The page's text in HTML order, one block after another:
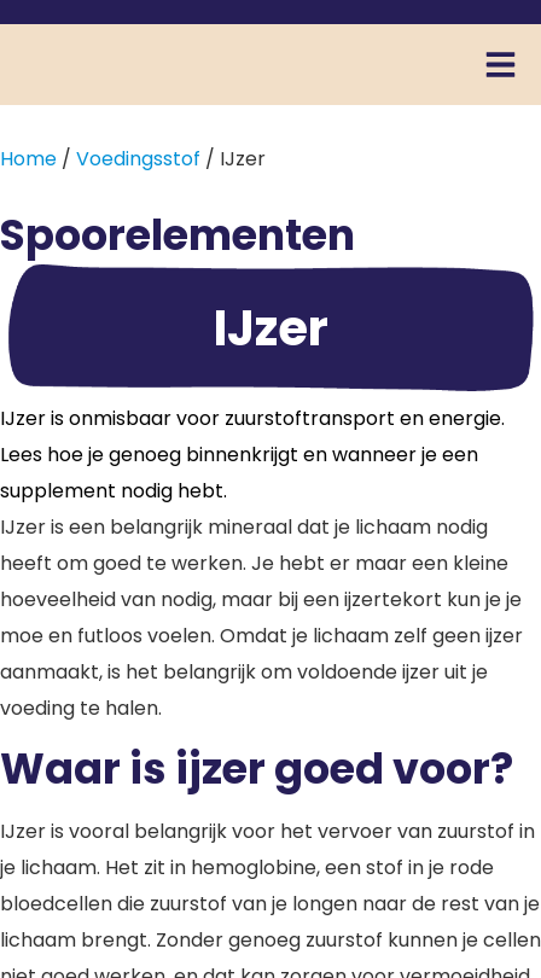
Home / Voedingsstof / IJzer
Spoorelementen
IJzer
IJzer is onmisbaar voor zuurstoftransport en energie.
Lees hoe je genoeg binnenkrijgt en wanneer je een
supplement nodig hebt.
IJzer is een belangrijk mineraal dat je lichaam nodig
heeft om goed te werken. Je hebt er maar een kleine
hoeveelheid van nodig, maar bij een ijzertekort kun je je
moe en futloos voelen. Omdat je lichaam zelf geen ijzer
aanmaakt, is het belangrijk om voldoende ijzer uit je
voeding te halen.
Waar is ijzer goed voor?
IJzer is vooral belangrijk voor het vervoer van zuurstof in
je lichaam. Het zit in hemoglobine, een stof in je rode
bloedcellen die zuurstof van je longen naar de rest van je
lichaam brengt. Zonder genoeg zuurstof kunnen je cellen